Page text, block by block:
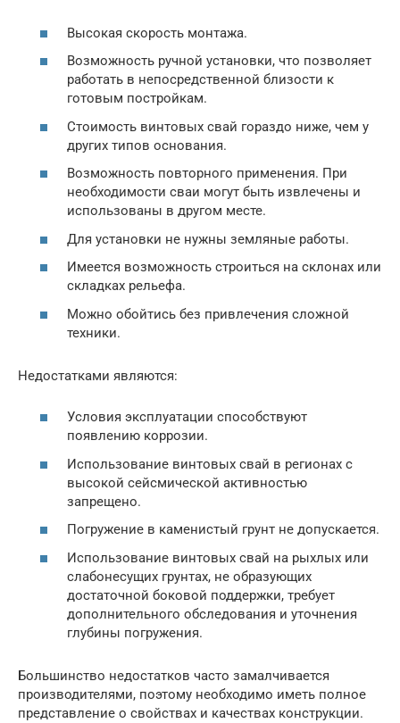
Высокая скорость монтажа.
Возможность ручной установки, что позволяет
работать в непосредственной близости к
готовым постройкам.
Стоимость винтовых свай гораздо ниже, чем у
других типов основания.
Возможность повторного применения. При
необходимости сваи могут быть извлечены и
использованы в другом месте.
Для установки не нужны земляные работы.
Имеется возможность строиться на склонах или
складках рельефа.
Можно обойтись без привлечения сложной
техники.
Недостатками являются:
Условия эксплуатации способствуют
появлению коррозии.
Использование винтовых свай в регионах с
высокой сейсмической активностью
запрещено.
Погружение в каменистый грунт не допускается.
Использование винтовых свай на рыхлых или
слабонесущих грунтах, не образующих
достаточной боковой поддержки, требует
дополнительного обследования и уточнения
глубины погружения.
Большинство недостатков часто замалчивается
производителями, поэтому необходимо иметь полное
представление о свойствах и качествах конструкции.